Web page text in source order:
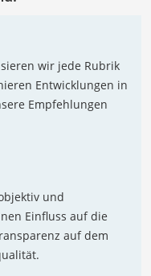
wir jede Rubrik
Entwicklungen in
Empfehlungen
und
Einfluss auf die
auf dem